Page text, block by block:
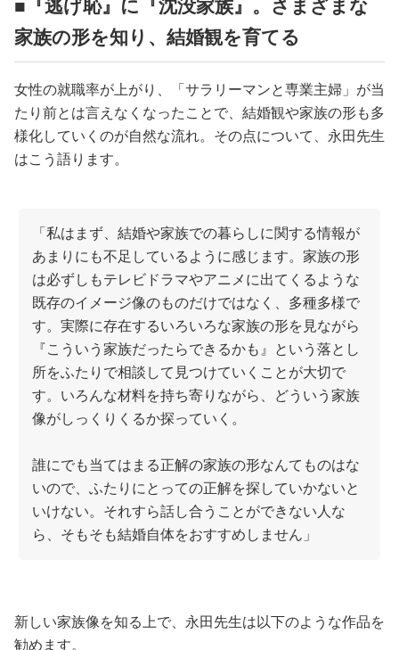
■『逃げ恥』に『沈没家族』。さまざまな
家族の形を知り、結婚観を育てる
女性の就職率が上がり、「サラリーマンと専業主婦」が当
たり前とは言えなくなったことで、結婚観や家族の形も多
様化していくのが自然な流れ。その点について、永田先生
はこう語ります。
「私はまず、結婚や家族での暮らしに関する情報が
あまりにも不足しているように感じます。家族の形
は必ずしもテレビドラマやアニメに出てくるような
既存のイメージ像のものだけではなく、多種多様で
す。実際に存在するいろいろな家族の形を見ながら
『こういう家族だったらできるかも』という落とし
所をふたりで相談して見つけていくことが大切で
す。いろんな材料を持ち寄りながら、どういう家族
像がしっくりくるか探っていく。
誰にでも当てはまる正解の家族の形なんてものはな
いので、ふたりにとっての正解を探していかないと
いけない。それすら話し合うことができない人な
ら、そもそも結婚自体をおすすめしません」
新しい家族像を知る上で、永田先生は以下のような作品を
勧めます。